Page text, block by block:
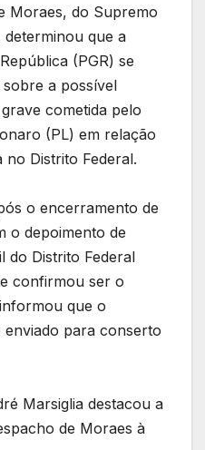
Moraes, do Supremo
que a
(PGR) se
a possível
cometida pelo
(PL) em relação
no Distrito Federal.
o encerramento de
o depoimento de
do Distrito Federal
confirmou ser o
que o
enviado para conserto
Marsiglia destacou a
de Moraes à